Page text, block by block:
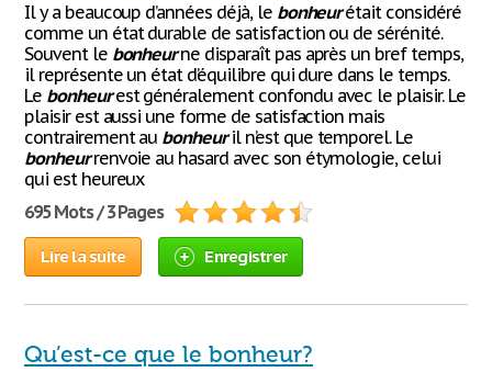
Il y a beaucoup d’années déjà, le bonheurétait considéré
comme un état durable de satisfaction ou de sérénité.
Souvent le bonheurne disparaît pas après un bref temps,
il représente un état d’équilibre qui dure dans le temps.
Le bonheurest généralement confondu avec le plaisir. Le
plaisir est aussi une forme de satisfaction mais
contrairement au bonheuril n’est que temporel. Le
bonheurrenvoie au hasard avec son étymologie, celui
qui est heureux
695 Mots / 3 Pages
Lire la suite Enregistrer
Qu’est-ce que le bonheur?